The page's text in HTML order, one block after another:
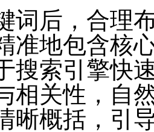
词后，合理
准地包含核
搜索引擎快
相关性，自
晰概括，引